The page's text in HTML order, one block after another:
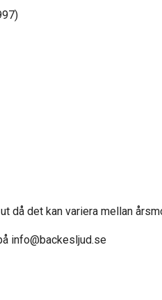
då det kan variera mellan
info@backesljud.se